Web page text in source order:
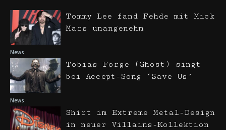
News
Tommy Lee fand Fehde mit Mick
Mars unangenehm
News
Tobias Forge (Ghost) singt
bei Accept-Song ‘Save Us’
Shirt im Extreme Metal-Design
in neuer Villains-Kollektion